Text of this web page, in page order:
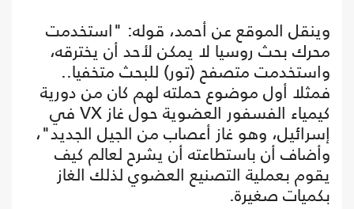
وينقل الموقع عن أحمد، قوله: "استخدمت
محرك بحث روسيا لا يمكن لأحد أن يخترقه،
واستخدمت متصفح (تور) للبحث متخفيا..
فمثلا أول موضوع حملته لهم كان من دورية
كيمياء الفسفور العضوية حول غاز VX في
إسرائيل، وهو غاز أعصاب من الجيل الجديد"،
وأضاف أن باستطاعته أن يشرح لعالم كيف
يقوم بعملية التصنيع العضوي لذلك الغاز
بكميات صغيرة.